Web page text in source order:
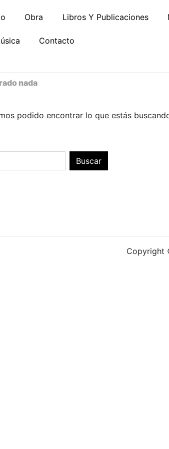
Obra Libros Y Publicaciones
Contacto
nada
podido encontrar lo que estás
Copyright